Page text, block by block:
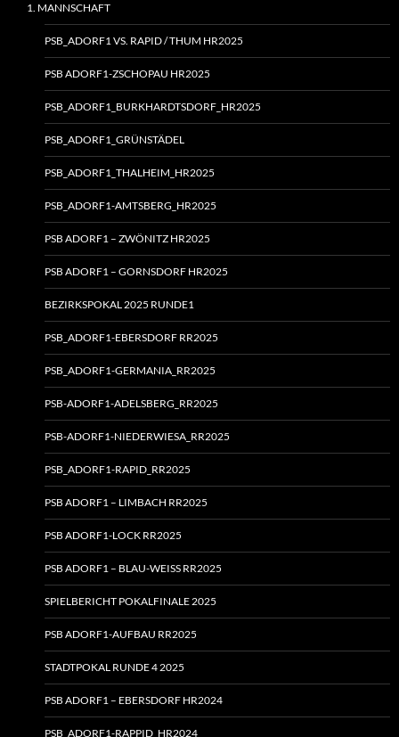
1. MANNSCHAFT
PSB_ADORF1 VS. RAPID / THUM HR2025
PSB ADORF1-ZSCHOPAU HR2025
PSB_ADORF1_BURKHARDTSDORF_HR2025
PSB_ADORF1_GRÜNSTÄDEL
PSB_ADORF1_THALHEIM_HR2025
PSB_ADORF1-AMTSBERG_HR2025
PSB ADORF1 – ZWÖNITZ HR2025
PSB ADORF1 – GORNSDORF HR2025
BEZIRKSPOKAL 2025 RUNDE1
PSB_ADORF1-EBERSDORF RR2025
PSB_ADORF1-GERMANIA_RR2025
PSB-ADORF1-ADELSBERG_RR2025
PSB-ADORF1-NIEDERWIESA_RR2025
PSB_ADORF1-RAPID_RR2025
PSB ADORF1 – LIMBACH RR2025
PSB ADORF1-LOCK RR2025
PSB ADORF1 – BLAU-WEISS RR2025
SPIELBERICHT POKALFINALE 2025
PSB ADORF1-AUFBAU RR2025
STADTPOKAL RUNDE 4 2025
PSB ADORF1 – EBERSDORF HR2024
PSB_ADORF1-RAPPID_HR2024